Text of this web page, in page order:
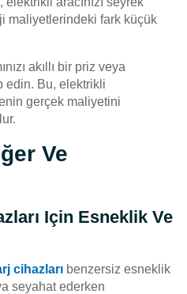
maliyetlerindeki fark küçük
akıllı bir priz veya
edin. Bu, elektrikli
gerçek maliyetini
Ve
Için Esneklik Ve
cihazları benzersiz esneklik
seyahat ederken